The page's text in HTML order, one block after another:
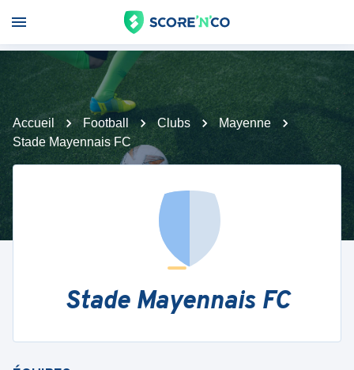
Accueil Football Clubs
Mayenne
Stade Mayennais FC
Stade Mayennais FC